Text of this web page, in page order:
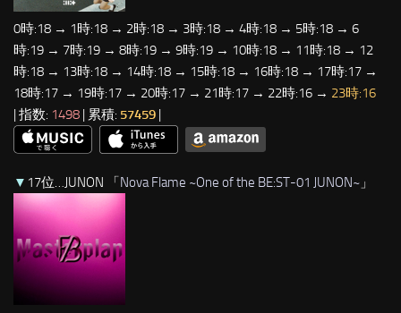
0時:18 → 1時:18 → 2時:18 → 3時:18 → 4時:18 → 5時:18 → 6
時:19 → 7時:19 → 8時:19 → 9時:19 → 10時:18 → 11時:18 → 12
時:18 → 13時:18 → 14時:18 → 15時:18 → 16時:18 → 17時:17 →
18時:17 → 19時:17 → 20時:17 → 21時:17 → 22時:16 → 23時:16
| 指数: 1498 | 累積: 57459 |
▼ 17位…JUNON 「 Nova Flame ~One of the BE:ST-01 JUNON~ 」